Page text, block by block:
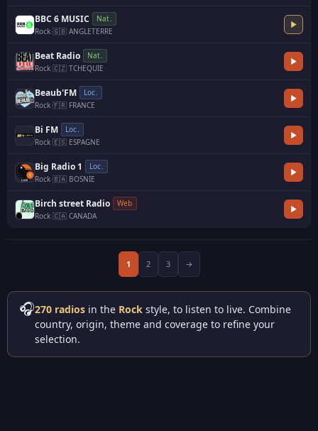
BBC 6 MUSIC
Nat.
Rock·🇬🇧 ANGLETERRE
Beat Radio
Nat.
Rock·🇨🇿 TCHEQUIE·
Beaub'FM
Loc.
Rock·🇫🇷 FRANCE·
Bi FM
Loc.
Rock·🇪🇸 ESPAGNE·
Big Radio 1
Loc.
Rock·🇧🇦 BOSNIE
Birch street Radio
Web
Rock·🇨🇦 CANADA
1 2 3 →
🎧270 radios in the Rock style, to listen to live. Combine
country, origin, theme and coverage to refine your
selection.